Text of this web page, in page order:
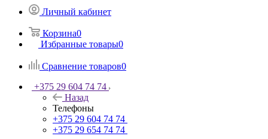
Личный кабинет
Корзина0
Избранные товары0
Сравнение товаров0
+375 29 604 74 74
Назад
Телефоны
+375 29 604 74 74
+375 29 654 74 74